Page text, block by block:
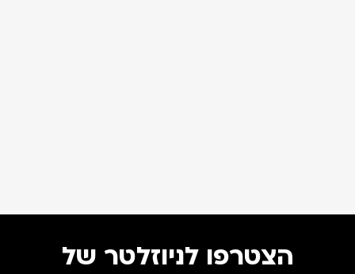
הצטרפו לניוזלטר של